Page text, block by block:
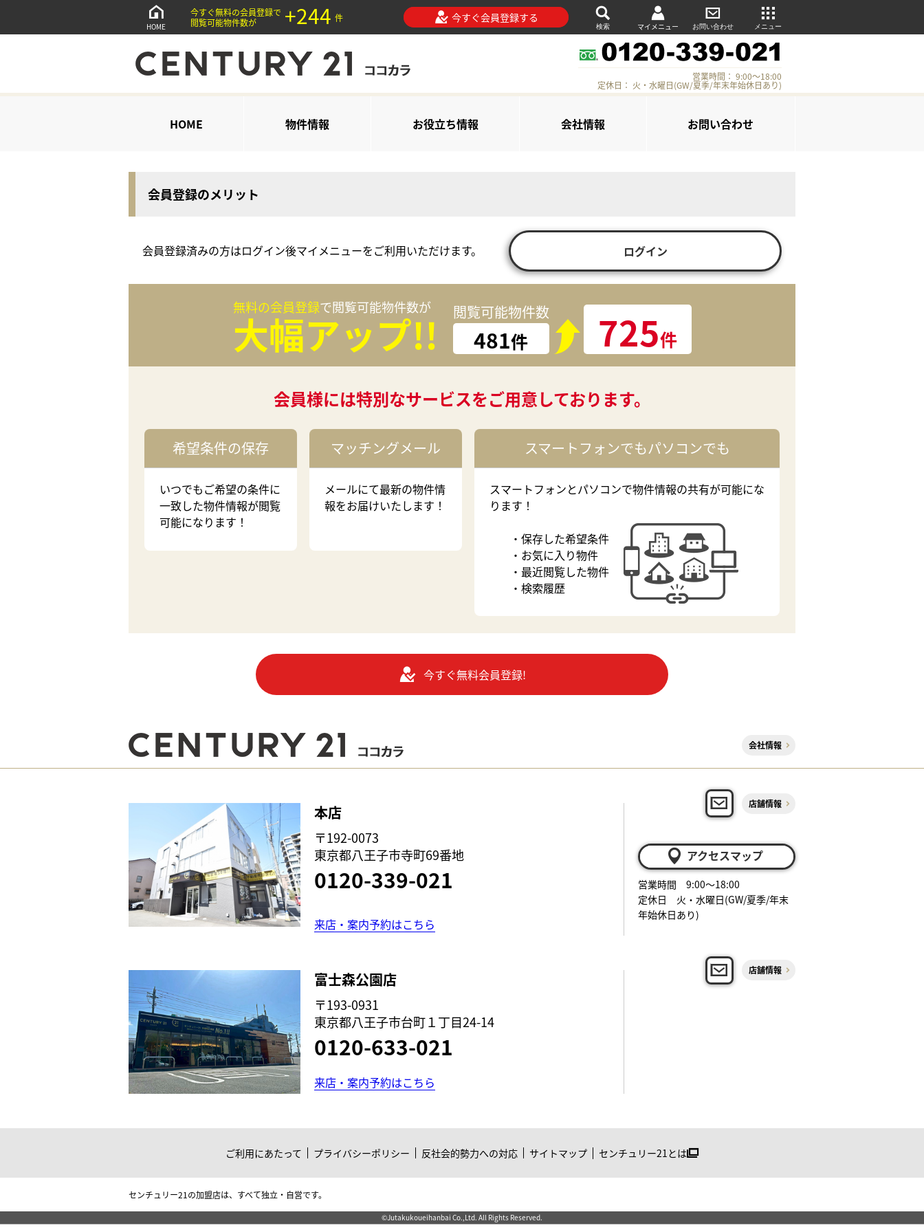
HOME
今すぐ無料の会員登録で
閲覧可能物件数が
+244 件 今すぐ会員登録する
検索 マイメニュー お問い合わせ メニュー
営業時間： 9:00～18:00
定休日： 火・水曜日(GW/夏季/年末年始休日あり)
HOME 物件情報 お役立ち情報 会社情報 お問い合わせ
会員登録のメリット
会員登録済みの方はログイン後マイメニューをご利用いただけます。 ログイン
無料の会員登録で閲覧可能物件数が
大幅アップ!! 閲覧可能物件数
481件 725件
会員様には特別なサービスをご用意しております。
希望条件の保存
いつでもご希望の条件に
一致した物件情報が閲覧
可能になります！
マッチングメール
メールにて最新の物件情
報をお届けいたします！
スマートフォンでもパソコンでも
スマートフォンとパソコンで物件情報の共有が可能にな
ります！
・保存した希望条件
・お気に入り物件
・最近閲覧した物件
・検索履歴
今すぐ無料会員登録!
会社情報
本店
〒192-0073
東京都八王子市寺町69番地
0120-339-021
来店・案内予約はこちら
店舗情報
アクセスマップ
営業時間 9:00～18:00
定休日 火・水曜日(GW/夏季/年末
年始休日あり)
富士森公園店
〒193-0931
東京都八王子市台町１丁目24-14
0120-633-021
来店・案内予約はこちら
店舗情報
ご利用にあたって プライバシーポリシー 反社会的勢力への対応 サイトマップ センチュリー21とは
センチュリー21の加盟店は、すべて独立・自営です。
©Jutakukoueihanbai Co.,Ltd. All Rights Reserved.